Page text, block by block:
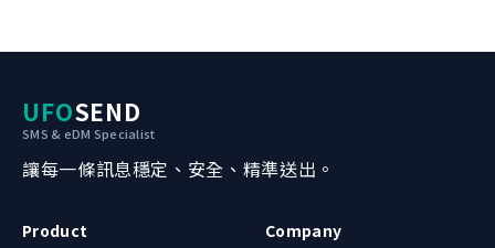
UFOSEND
SMS & eDM Specialist
讓每一條訊息穩定、安全、精準送出。
Product Company